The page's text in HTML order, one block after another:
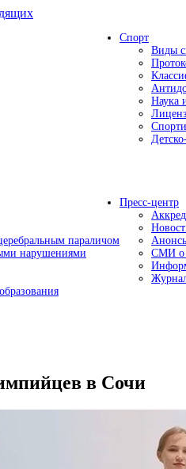
параличом
нарушениями
Спорт
Виды
Наука
Пресс-центр
СМИ о
в Сочи